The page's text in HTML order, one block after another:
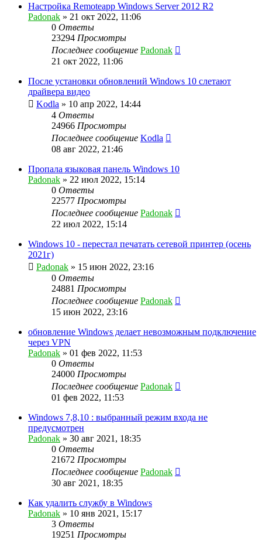
Настройка Remoteapp Windows Server 2012 R2
Padonak » 21 окт 2022, 11:06
0 Ответы
23294 Просмотры
Последнее сообщение Padonak
21 окт 2022, 11:06
После установки обновлений Windows 10 слетают
драйвера видео
Kodla » 10 апр 2022, 14:44
4 Ответы
24966 Просмотры
Последнее сообщение Kodla
08 авг 2022, 21:46
Пропала языковая панель Windows 10
Padonak » 22 июл 2022, 15:14
0 Ответы
22577 Просмотры
Последнее сообщение Padonak
22 июл 2022, 15:14
Windows 10 - перестал печатать сетевой принтер (осень
2021г)
Padonak » 15 июн 2022, 23:16
0 Ответы
24881 Просмотры
Последнее сообщение Padonak
15 июн 2022, 23:16
обновление Windows делает невозможным подключение
через VPN
Padonak » 01 фев 2022, 11:53
0 Ответы
24000 Просмотры
Последнее сообщение Padonak
01 фев 2022, 11:53
Windows 7,8,10 : выбранный режим входа не
предусмотрен
Padonak » 30 авг 2021, 18:35
0 Ответы
21672 Просмотры
Последнее сообщение Padonak
30 авг 2021, 18:35
Как удалить службу в Windows
Padonak » 10 янв 2021, 15:17
3 Ответы
19251 Просмотры